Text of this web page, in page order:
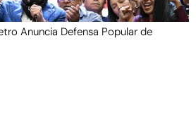
Anuncia Defensa Popular de